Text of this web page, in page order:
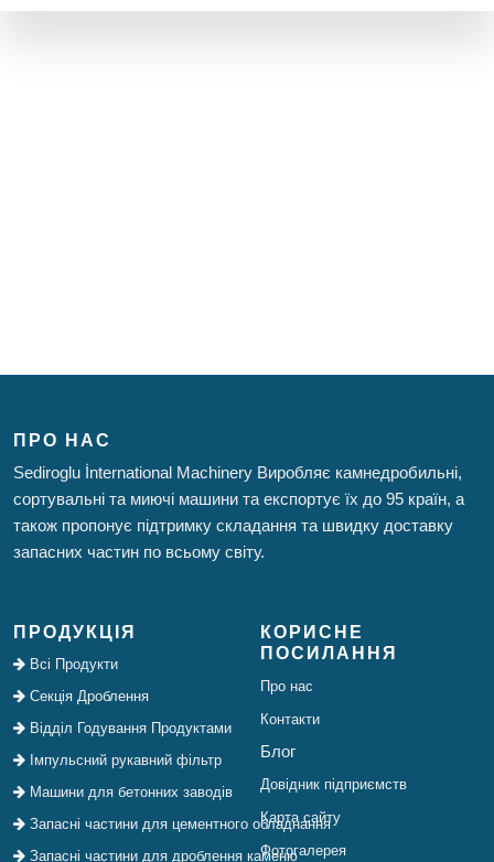
ПРО НАС
Sediroglu İnternational Machinery Виробляє камнедробильні,
сортувальні та миючі машини та експортує їх до 95 країн, а
також пропонує підтримку складання та швидку доставку
запасних частин по всьому світу.
ПРОДУКЦІЯ
Всі Продукти
Секція Дроблення
Відділ Годування Продуктами
Імпульсний рукавний фільтр
Машини для бетонних заводів
Запасні частини для цементного обладнання
Запасні частини для дроблення каменю
КОРИСНЕ
ПОСИЛАННЯ
Про нас
Контакти
Блог
Довідник підприємств
Карта сайту
Фотогалерея